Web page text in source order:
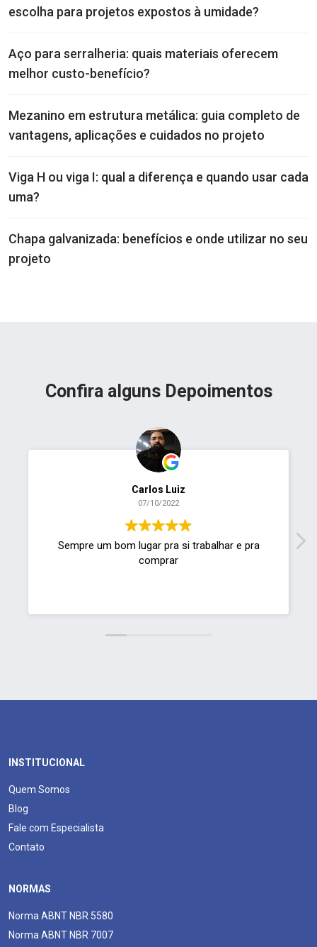
escolha para projetos expostos à umidade?
Aço para serralheria: quais materiais oferecem
melhor custo-benefício?
Mezanino em estrutura metálica: guia completo de
vantagens, aplicações e cuidados no projeto
Viga H ou viga I: qual a diferença e quando usar cada
uma?
Chapa galvanizada: benefícios e onde utilizar no seu
projeto
Confira alguns Depoimentos
um bom lugar pra si trabalhar e pra
Gostaria de
INSTITUCIONAL
Quem Somos
Blog
Fale com Especialista
Contato
NORMAS
Norma ABNT NBR 5580
Norma ABNT NBR 7007